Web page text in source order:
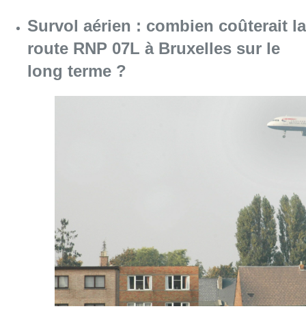
Survol aérien : combien coûterait la
route RNP 07L à Bruxelles sur le
long terme ?